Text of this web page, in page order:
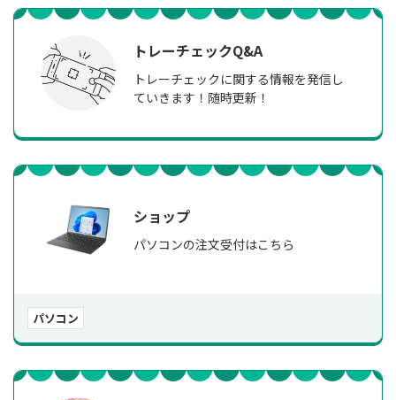
トレーチェックQ&A
トレーチェックに関する情報を発信し
ていきます！随時更新！
ショップ
パソコンの注文受付はこちら
パソコン